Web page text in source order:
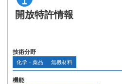
開放特許情報
技術分野
化学・薬品 無機材料
機能